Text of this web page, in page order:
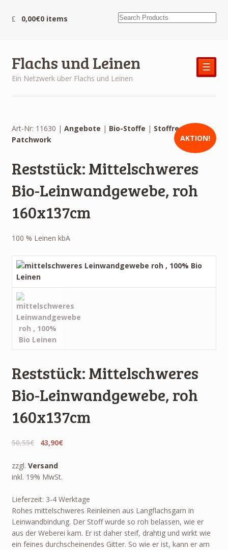
0,00€0 items
Flachs und Leinen
Ein Netzwerk über Flachs und Leinen
☰
AKTION!
Art-Nr: 11630 | Angebote | Bio-Stoffe | Stoffreste und
Patchwork
Reststück: Mittelschweres
Bio-Leinwandgewebe, roh
160x137cm
100 % Leinen kbA
Reststück: Mittelschweres
Bio-Leinwandgewebe, roh
160x137cm
50,55€ 43,90€
zzgl. Versand
inkl. 19% MwSt.
Lieferzeit: 3-4 Werktage
Rohes mittelschweres Reinleinen aus Langflachsgarn in
Leinwandbindung. Der Stoff wurde so roh belassen, wie er
aus der Weberei kam. Er ist daher steif, drahtig und wirkt wie
ein feines durchscheinendes Gitter. So wie er ist, kann er am